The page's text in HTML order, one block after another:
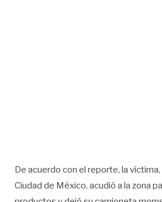
De acuerdo con el reporte, la víctima,
Ciudad de México, acudió a la zona